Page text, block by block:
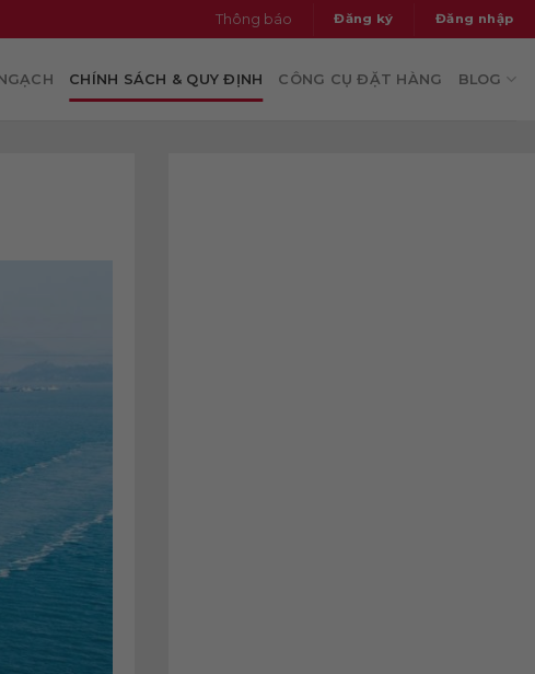
thông báo đăng ký đăng nhập
CHÍNH SÁCH & QUY ĐỊNH CÔNG CỤ ĐẶT HÀNG BLOG